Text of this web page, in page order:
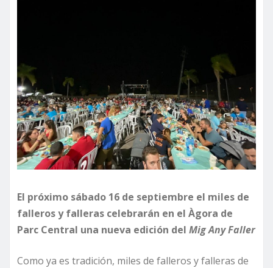
El próximo sábado 16 de septiembre el miles de
falleros y falleras celebrarán en el Àgora de
Parc Central una nueva edición del Mig Any Faller
Como ya es tradición, miles de falleros y falleras de